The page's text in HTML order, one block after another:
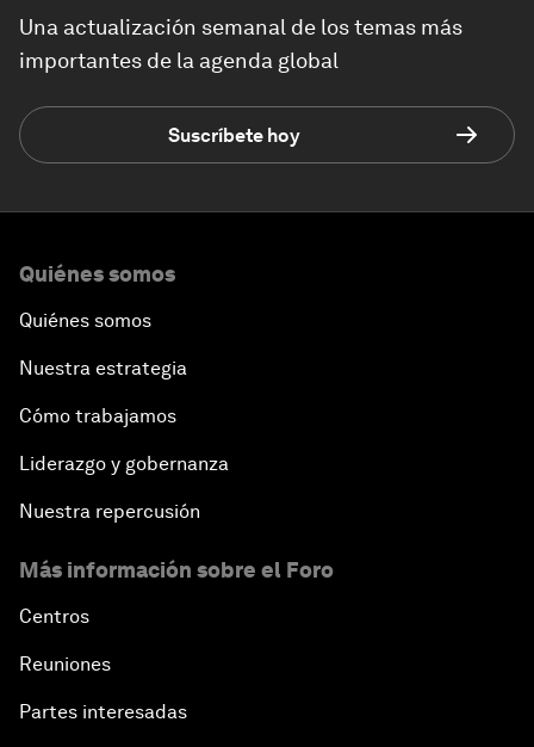
Una actualización semanal de los temas más
importantes de la agenda global
Suscríbete hoy
Quiénes somos
Quiénes somos
Nuestra estrategia
Cómo trabajamos
Liderazgo y gobernanza
Nuestra repercusión
Más información sobre el Foro
Centros
Reuniones
Partes interesadas